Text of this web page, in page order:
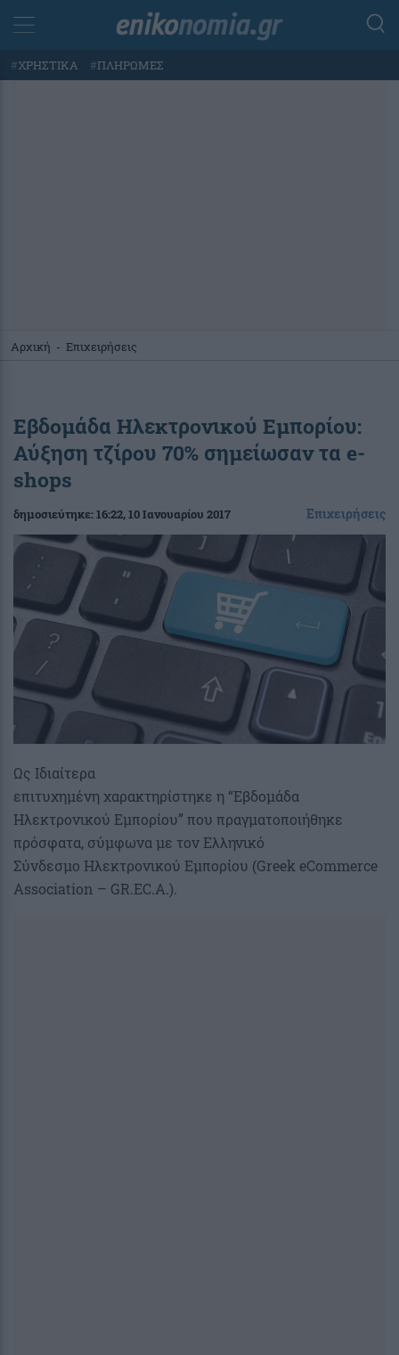
#ΧΡΗΣΤΙΚΑ #ΠΛΗΡΩΜΕΣ
Αρχική - Επιχειρήσεις
Εβδομάδα Ηλεκτρονικού Εμπορίου:
Αύξηση τζίρου 70% σημείωσαν τα e-
shops
δημοσιεύτηκε:16:22, 10 Ιανουαρίου 2017 Επιχειρήσεις
Ως Ιδιαίτερα
επιτυχημένη χαρακτηρίστηκε η “Eβδομάδα
Ηλεκτρονικού Εμπορίου” που πραγματοποιήθηκε
πρόσφατα, σύμφωνα με τον Ελληνικό
Σύνδεσμο Ηλεκτρονικού Εμπορίου (Greek eCommerce
Association – GR.EC.A.).